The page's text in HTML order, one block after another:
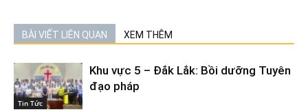
BÀI VIẾT LIÊN QUAN XEM THÊM
Tin Tức
Khu vực 5 – Đắk Lắk: Bồi dưỡng Tuyên
đạo pháp